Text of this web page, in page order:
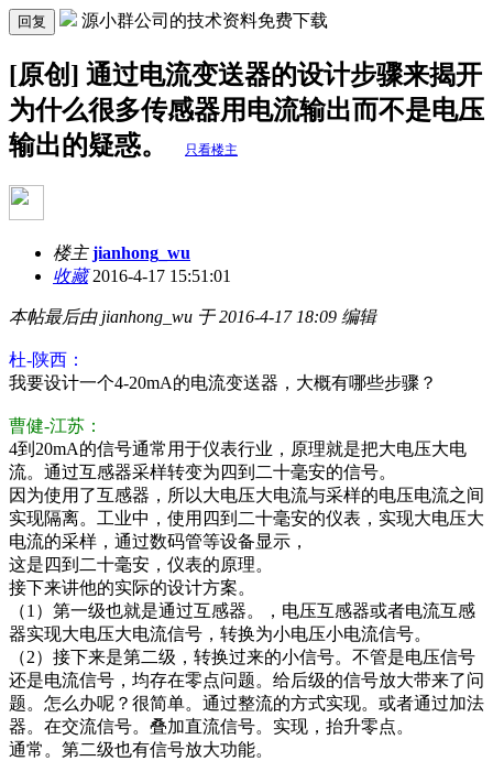
回复 源小群公司的技术资料免费下载
[原创] 通过电流变送器的设计步骤来揭开
为什么很多传感器用电流输出而不是电压
输出的疑惑。
只看楼主
楼主 jianhong_wu
收藏2016-4-17 15:51:01
本帖最后由 jianhong_wu 于 2016-4-17 18:09 编辑
杜-陕西：
我要设计一个4-20mA的电流变送器，大概有哪些步骤？
曹健-江苏：
4到20mA的信号通常用于仪表行业，原理就是把大电压大电
流。通过互感器采样转变为四到二十毫安的信号。
因为使用了互感器，所以大电压大电流与采样的电压电流之间
实现隔离。工业中，使用四到二十毫安的仪表，实现大电压大
电流的采样，通过数码管等设备显示，
这是四到二十毫安，仪表的原理。
接下来讲他的实际的设计方案。
（1）第一级也就是通过互感器。，电压互感器或者电流互感
器实现大电压大电流信号，转换为小电压小电流信号。
（2）接下来是第二级，转换过来的小信号。不管是电压信号
还是电流信号，均存在零点问题。给后级的信号放大带来了问
题。怎么办呢？很简单。通过整流的方式实现。或者通过加法
器。在交流信号。叠加直流信号。实现，抬升零点。
通常。第二级也有信号放大功能。